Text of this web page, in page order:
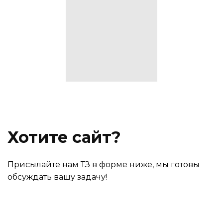
Хотите сайт?
Присылайте нам ТЗ в форме ниже, мы готовы
обсуждать вашу задачу!